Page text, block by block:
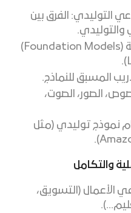
التوليدي: الفرق بين
والتوليدي.
لمحة عن النماذج التأسيسية (Foundation Models)
المسبق للنماذج.
الصور، الصوت،
نموذج توليدي (مثل
والتكامل
الأعمال (التسويق،